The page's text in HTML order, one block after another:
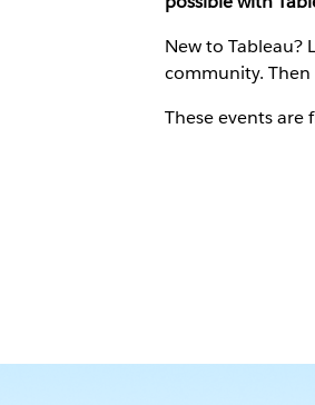
New to Tableau?
community.
These events